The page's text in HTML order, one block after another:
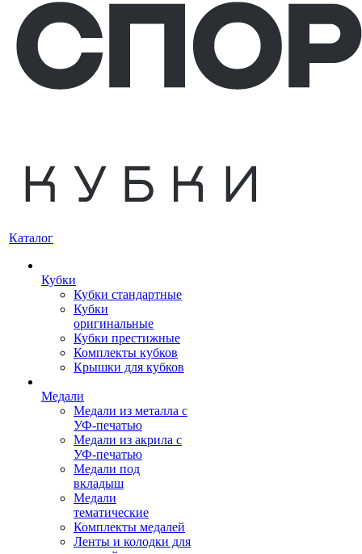
Каталог
Кубки
Кубки стандартные
Кубки
оригинальные
Кубки престижные
Комплекты кубков
Крышки для кубков
Медали
Медали из металла с
УФ-печатью
Медали из акрила с
УФ-печатью
Медали под
вкладыш
Медали
тематические
Комплекты медалей
Ленты и колодки для